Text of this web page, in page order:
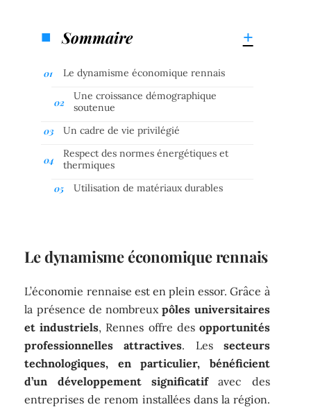
Sommaire
Le dynamisme économique rennais
Une croissance démographique
soutenue
Un cadre de vie privilégié
Respect des normes énergétiques et
thermiques
Utilisation de matériaux durables
Le dynamisme économique rennais
L’économie rennaise est en plein essor. Grâce à
la présence de nombreuxpôles universitaires
et industriels, Rennes offre des opportunités
professionnelles attractives. Les secteurs
technologiques, en particulier, bénéficient
d’un développement significatifavec des
entreprises de renom installées dans la région.